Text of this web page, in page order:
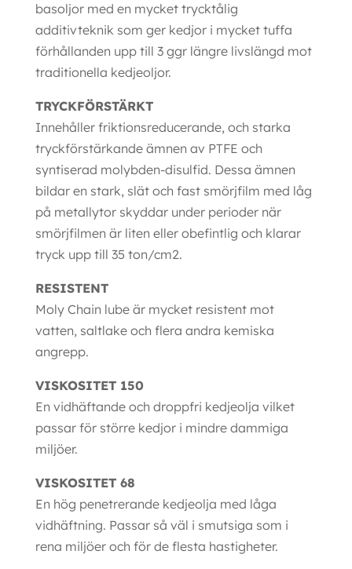
basoljor med en mycket trycktålig
additivteknik som ger kedjor i mycket tuffa
förhållanden upp till 3 ggr längre livslängd mot
traditionella kedjeoljor.
TRYCKFÖRSTÄRKT
Innehåller friktionsreducerande, och starka
tryckförstärkande ämnen av PTFE och
syntiserad molybden-disulfid. Dessa ämnen
bildar en stark, slät och fast smörjfilm med låg
på metallytor skyddar under perioder när
smörjfilmen är liten eller obefintlig och klarar
tryck upp till 35 ton/cm2.
RESISTENT
Moly Chain lube är mycket resistent mot
vatten, saltlake och flera andra kemiska
angrepp.
VISKOSITET 150
En vidhäftande och droppfri kedjeolja vilket
passar för större kedjor i mindre dammiga
miljöer.
VISKOSITET 68
En hög penetrerande kedjeolja med låga
vidhäftning. Passar så väl i smutsiga som i
rena miljöer och för de flesta hastigheter.